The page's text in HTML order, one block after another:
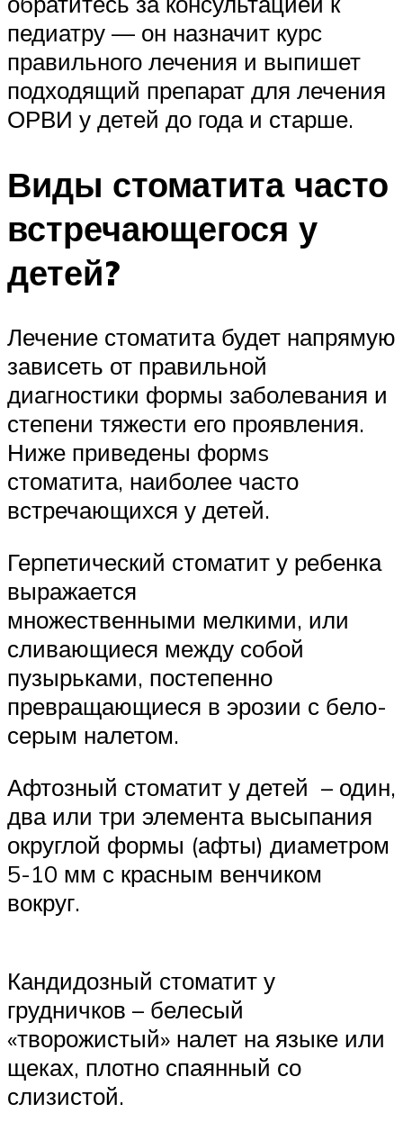
педиатру — он назначит курс
правильного лечения и выпишет
подходящий препарат для лечения
ОРВИ у детей до года и старше.
Виды стоматита часто
встречающегося у
детей?
Лечение стоматита будет напрямую
зависеть от правильной
диагностики формы заболевания и
степени тяжести его проявления.
Ниже приведены формs
стоматита, наиболее часто
встречающихся у детей.
Герпетический стоматит у ребенка
выражается
множественными мелкими, или
сливающиеся между собой
пузырьками, постепенно
превращающиеся в эрозии с бело-
серым налетом.
Афтозный стоматит у детей – один,
два или три элемента высыпания
округлой формы (афты) диаметром
5-10 мм с красным венчиком
вокруг.
Кандидозный стоматит у
грудничков – белесый
«творожистый» налет на языке или
щеках, плотно спаянный со
слизистой.